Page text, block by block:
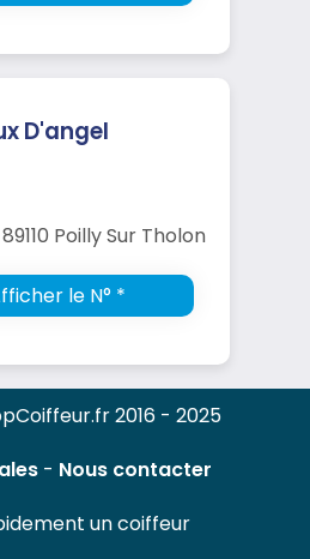
D'angel
Poilly Sur Tholon
le N° *
2016 - 2025
- Nous contacter
un coiffeur